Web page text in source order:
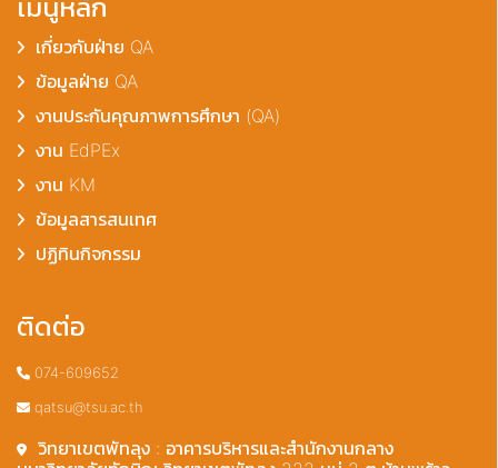
เมนูหลัก
เกี่ยวกับฝ่าย QA
ข้อมูลฝ่าย QA
งานประกันคุณภาพการศึกษา (QA)
งาน EdPEx
งาน KM
ข้อมูลสารสนเทศ
ปฏิทินกิจกรรม
ติดต่อ
074-609652
qatsu@tsu.ac.th
วิทยาเขตพัทลุง : อาคารบริหารและสำนักงานกลาง